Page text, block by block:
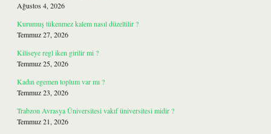
Ağustos 4, 2026
Kurumuş tükenmez kalem nasıl düzeltilir ?
Temmuz 27, 2026
Kiliseye regl iken girilir mi ?
Temmuz 25, 2026
Kadın egemen toplum var mı ?
Temmuz 23, 2026
Trabzon Avrasya Üniversitesi vakıf üniversitesi midir ?
Temmuz 21, 2026